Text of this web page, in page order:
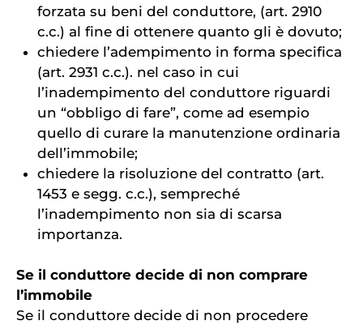
forzata su beni del conduttore, (art. 2910
c.c.) al fine di ottenere quanto gli è dovuto;
chiedere l’adempimento in forma specifica
(art. 2931 c.c.). nel caso in cui
l’inadempimento del conduttore riguardi
un “obbligo di fare”, come ad esempio
quello di curare la manutenzione ordinaria
dell’immobile;
chiedere la risoluzione del contratto (art.
1453 e segg. c.c.), sempreché
l’inadempimento non sia di scarsa
importanza.
Se il conduttore decide di non comprare
l’immobile
Se il conduttore decide di non procedere